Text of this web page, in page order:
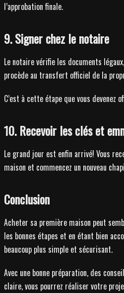
l’approbation finale.
9. Signer chez le notaire
Le notaire vérifie les documents
procède au transfert officiel de la
C’est à cette étape que vous
10. Recevoir les clés et
Le grand jour est enfin arrivé! Vous
maison et commencez un nouveau
Conclusion
Acheter sa première maison peut
les bonnes étapes et en étant bien
beaucoup plus simple et sécurisant.
Avec une bonne préparation, des
claire, vous pourrez réaliser votre